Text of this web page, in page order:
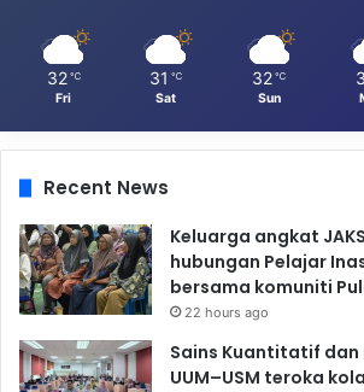
32 ℃
Fri
31 ℃
Sat
32 ℃
Sun
Recent News
Keluarga angkat
hubungan Pelajar
bersama komuniti
22 hours ago
Sains Kuantitatif dan
UUM–USM teroka